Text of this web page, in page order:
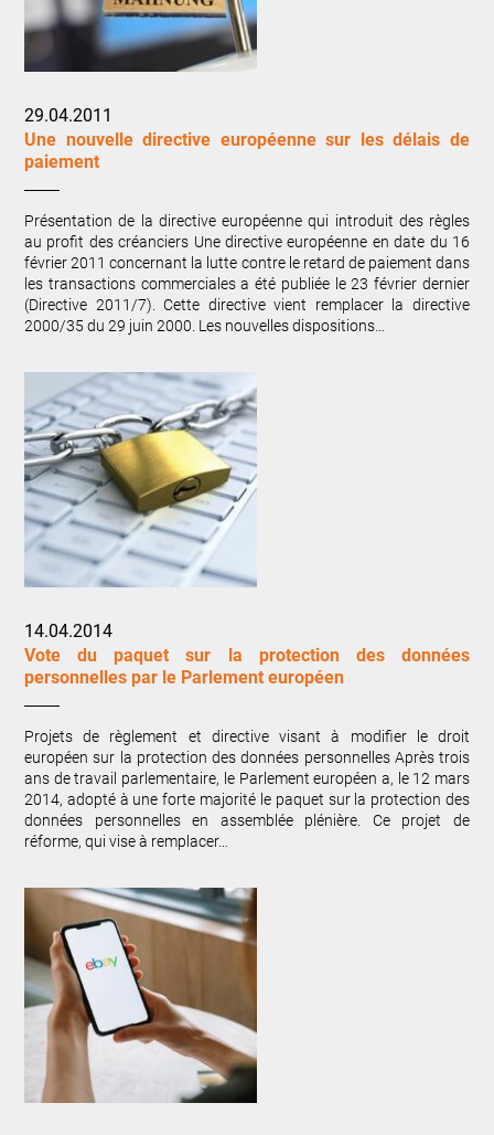
29.04.2011
Une nouvelle directive européenne sur les délais de
paiement
Présentation de la directive européenne qui introduit des règles
au profit des créanciers Une directive européenne en date du 16
février 2011 concernant la lutte contre le retard de paiement dans
les transactions commerciales a été publiée le 23 février dernier
(Directive 2011/7). Cette directive vient remplacer la directive
2000/35 du 29 juin 2000. Les nouvelles dispositions…
14.04.2014
Vote du paquet sur la protection des données
personnelles par le Parlement européen
Projets de règlement et directive visant à modifier le droit
européen sur la protection des données personnelles Après trois
ans de travail parlementaire, le Parlement européen a, le 12 mars
2014, adopté à une forte majorité le paquet sur la protection des
données personnelles en assemblée plénière. Ce projet de
réforme, qui vise à remplacer…